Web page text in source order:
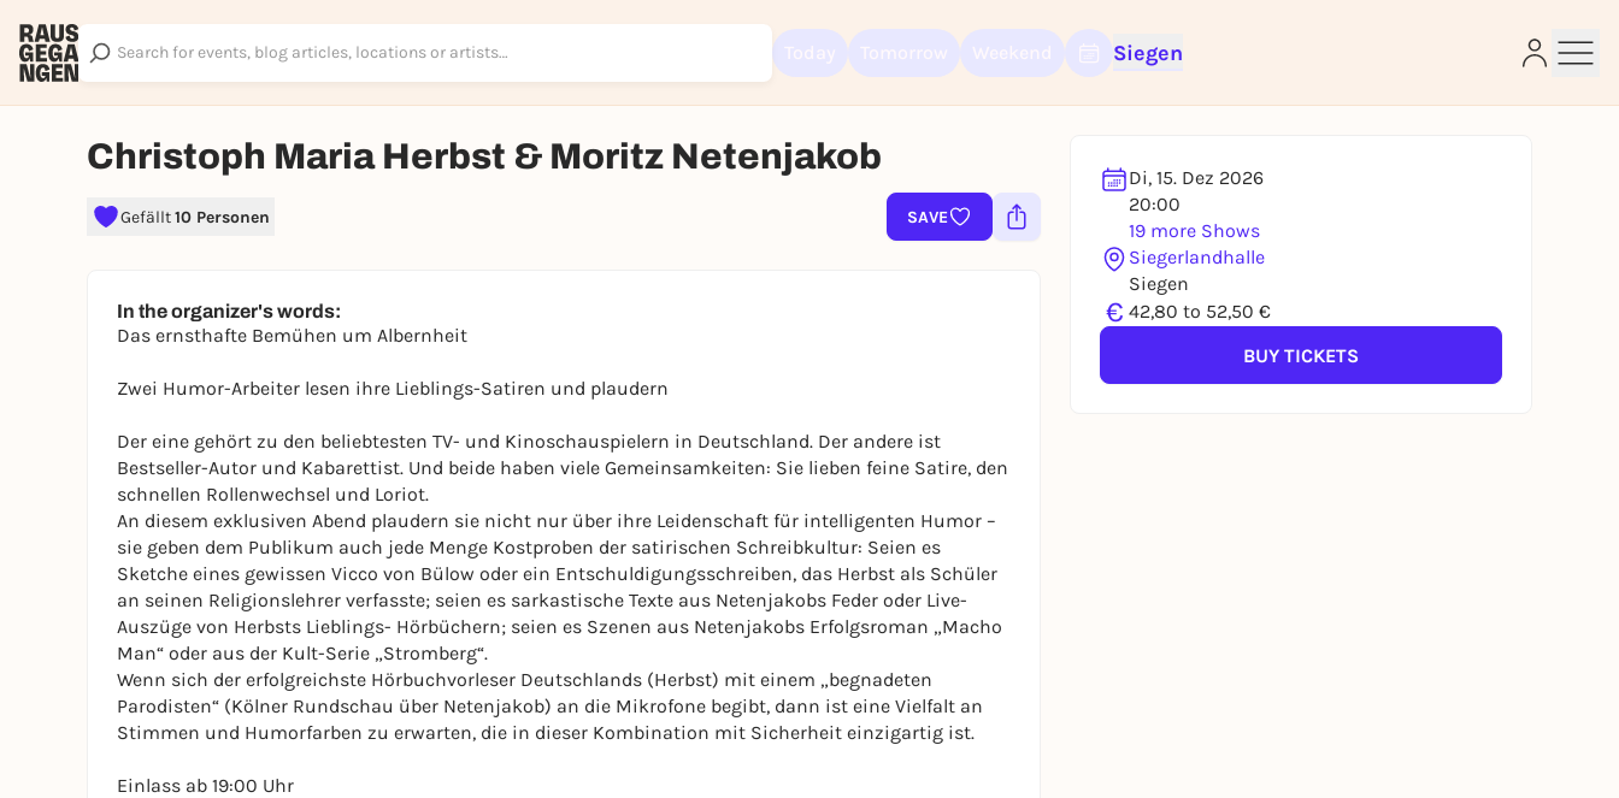
Siegen
Christoph Maria Herbst & Moritz Netenjakob
Gefällt10 Personen SAVE
Di, 15. Dez 2026
20:00
19 more Shows
Siegerlandhalle
Siegen
€ 42,80 to 52,50 €
BUY TICKETS
In the organizer's words:
Das ernsthafte Bemühen um Albernheit
Zwei Humor-Arbeiter lesen ihre Lieblings-Satiren und plaudern
Der eine gehört zu den beliebtesten TV- und Kinoschauspielern in Deutschland. Der andere ist
Bestseller-Autor und Kabarettist. Und beide haben viele Gemeinsamkeiten: Sie lieben feine Satire, den
schnellen Rollenwechsel und Loriot.
An diesem exklusiven Abend plaudern sie nicht nur über ihre Leidenschaft für intelligenten Humor –
sie geben dem Publikum auch jede Menge Kostproben der satirischen Schreibkultur: Seien es
Sketche eines gewissen Vicco von Bülow oder ein Entschuldigungsschreiben, das Herbst als Schüler
an seinen Religionslehrer verfasste; seien es sarkastische Texte aus Netenjakobs Feder oder Live-
Auszüge von Herbsts Lieblings- Hörbüchern; seien es Szenen aus Netenjakobs Erfolgsroman „Macho
Man“ oder aus der Kult-Serie „Stromberg“.
Wenn sich der erfolgreichste Hörbuchvorleser Deutschlands (Herbst) mit einem „begnadeten
Parodisten“ (Kölner Rundschau über Netenjakob) an die Mikrofone begibt, dann ist eine Vielfalt an
Stimmen und Humorfarben zu erwarten, die in dieser Kombination mit Sicherheit einzigartig ist.
Einlass ab 19:00 Uhr
Sign up for free and get started right away
To like events, follow pages, or participate in lotteries, you need a free